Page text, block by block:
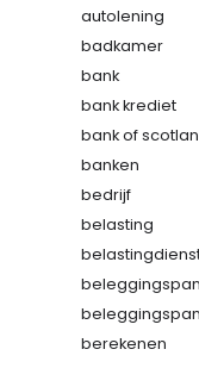
autolening
badkamer
bank
bank krediet
bank of
banken
bedrijf
belasting
berekenen